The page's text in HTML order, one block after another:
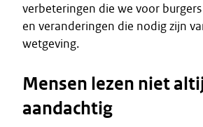
verbeteringen die we voor
en veranderingen die nodig zijn
wetgeving.
Mensen lezen niet
aandachtig